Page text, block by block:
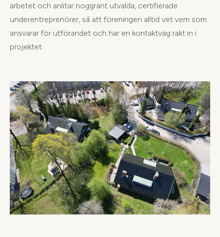
arbetet och anlitar noggrant utvalda, certifierade
underentreprenörer, så att föreningen alltid vet vem som
ansvarar för utförandet och har en kontaktväg rakt in i
projektet.